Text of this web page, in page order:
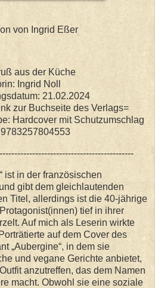
von Ingrid Eßer
aus der Küche
Ingrid Noll
21.02.2024
zur Buchseite des Verlags=
Hardcover mit Schutzumschlag
9783257804553
ist in der französischen
gibt dem gleichlautenden
Titel, allerdings ist die 40-jährige
tief in ihrer
Auf mich als Leserin wirkte
auf dem Cover des
„Aubergine“, in dem sie
und vegane Gerichte anbietet,
anzutreffen, das dem Namen
macht. Obwohl sie eine soziale